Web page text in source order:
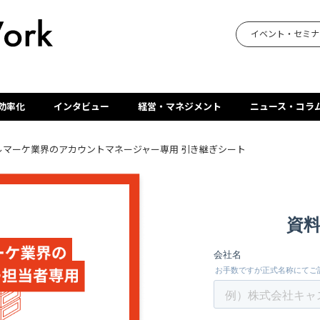
イベント・セミ
率化 インタビュー 経営・マネジメント ニュース・コラ
ーケ業界のアカウントマネージャー専用 引き継ぎシート